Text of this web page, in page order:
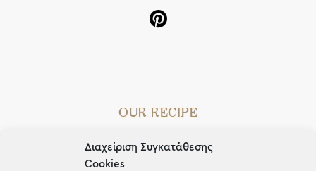
Διαχείριση Συγκατάθεσης
Cookies
OUR RECIPE
Gifts